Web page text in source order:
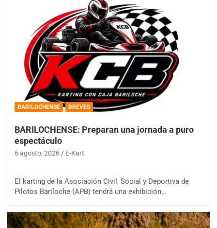
BARILOCHENSE BREVES
BARILOCHENSE: Preparan una jornada a puro
espectáculo
6 agosto, 2026 E-Kart
El karting de la Asociación Civil, Social y Deportiva de
Pilotos Bariloche (APB) tendrá una exhibición…